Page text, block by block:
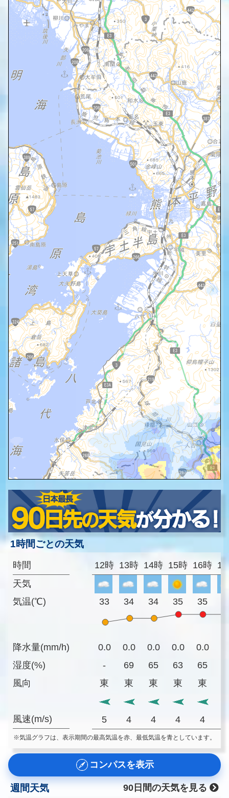
1時間ごとの天気
時間
天気
気温(℃)
降水量(mm/h)
湿度(%)
風向
風速(m/s)
12時 13時 14時 15時 16時
33 34 34 35 35
0.0 0.0 0.0 0.0 0.0
-
69 65 63 65
東
東 東 東 東
5 4 4 4 4
※気温グラフは、表示期間の最高気温を赤、最低気温を青としています。
コンパスを表示
週間天気
90日間の天気を見る